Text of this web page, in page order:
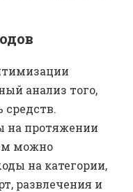
анализ того,
средств.
на протяжении
можно
на категории,
развлечения и